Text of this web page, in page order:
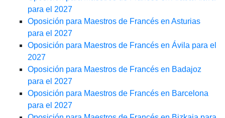
para el 2027
Oposición para Maestros de Francés en Asturias
para el 2027
Oposición para Maestros de Francés en Ávila para el
2027
Oposición para Maestros de Francés en Badajoz
para el 2027
Oposición para Maestros de Francés en Barcelona
para el 2027